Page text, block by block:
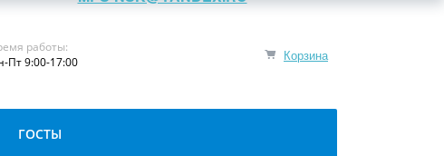
Корзина
работы:
Пт 9:00-17:00
ГОСТЫ